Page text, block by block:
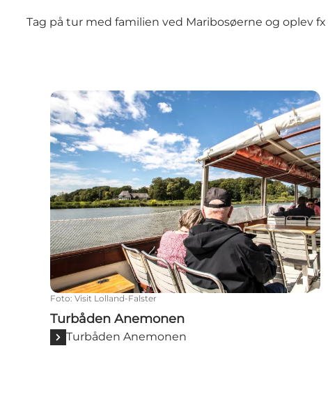
Tag på tur med familien ved Maribosøerne og oplev fx
Turbåden Anemonen
Foto: Visit Lolland-Falster
Turbåden Anemonen
Turbåden Anemonen